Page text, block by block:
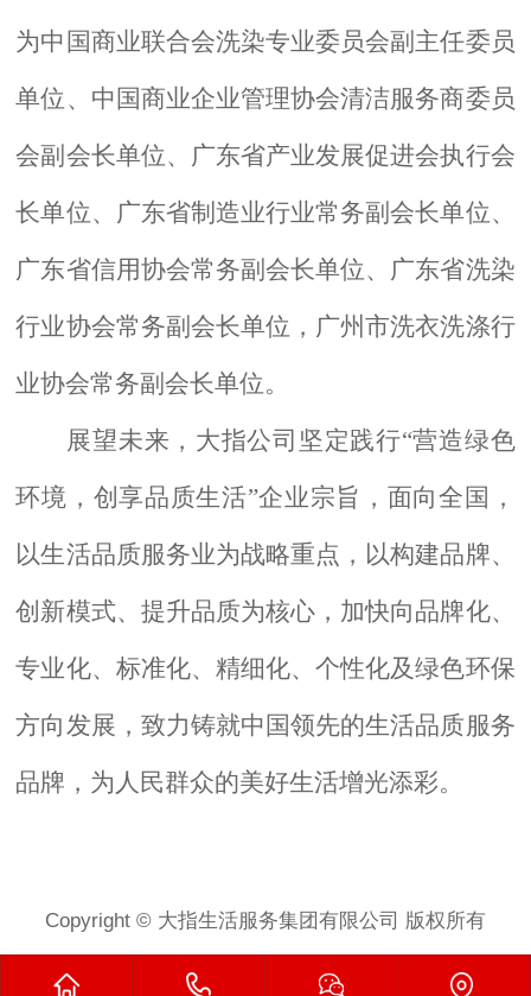
为中国商业联合会洗染专业委员会副主任委员
单位、中国商业企业管理协会清洁服务商委员
会副会长单位、 广东省产业发展促进会执行会
长单位、广东省制造业行业常务副会长单位、
广东省信用协会常务副会长单位、广东省洗染
行业协会常务副会长单位，广州市洗衣洗涤行
业协会常务副会长单位。
展望未来，大指公司坚定践行“营造绿色
环境，创享品质生活”企业宗旨，面向全国，
以生活品质服务业为战略重点，以构建品牌、
创新模式、提升品质为核心，加快向品牌化、
专业化、标准化、精细化、个性化及绿色环保
方向发展，致力铸就中国领先的生活品质服务
品牌，为人 民群众的美好生活增光添彩。
Copyright © 大指生活服务集团有限公司 版权所有